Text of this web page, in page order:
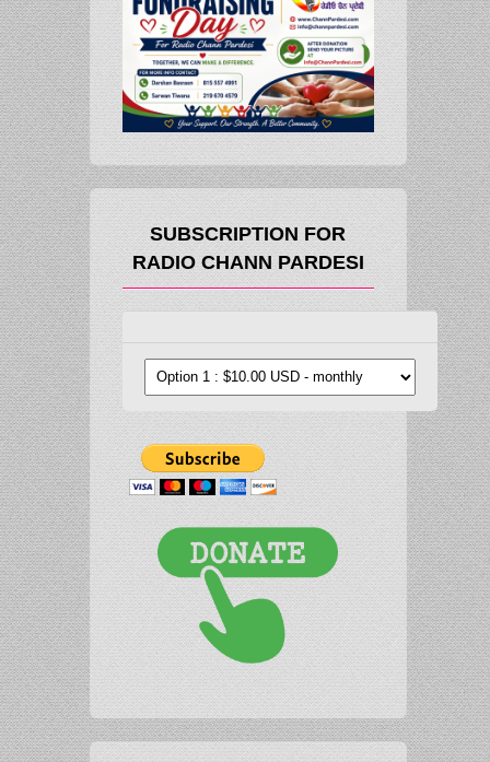
SUBSCRIPTION FOR
RADIO CHANN PARDESI